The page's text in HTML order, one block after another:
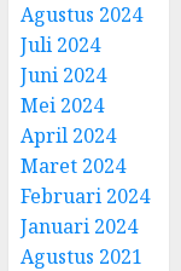
Agustus 2024
Juli 2024
Juni 2024
Mei 2024
April 2024
Maret 2024
Februari 2024
Januari 2024
Agustus 2021